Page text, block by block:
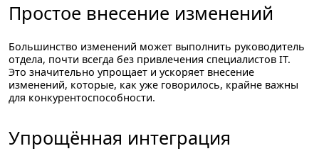
Простое внесение изменений
Большинство изменений может выполнить руководитель
отдела, почти всегда без привлечения специалистов IT.
Это значительно упрощает и ускоряет внесение
изменений, которые, как уже говорилось, крайне важны
для конкурентоспособности.
Упрощённая интеграция